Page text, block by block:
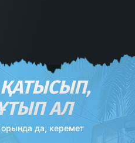
ҚАТЫСЫП,
АЛ
да, керемет